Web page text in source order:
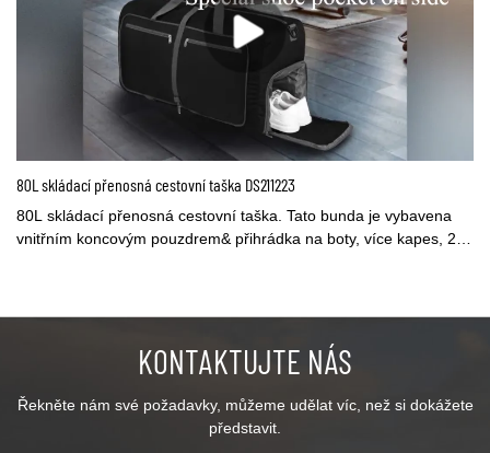
80L skládací přenosná cestovní taška DS211223
80L skládací přenosná cestovní taška. Tato bunda je vybavena
vnitřním koncovým pouzdrem& přihrádka na boty, více kapes, 2
jako přihrádka na špinavé prádlo.KONTAKTUJTE NÁS
Řekněte nám své požadavky, můžeme udělat víc, než si dokážete
představit.